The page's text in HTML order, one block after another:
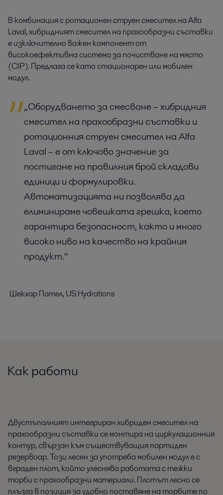
В комбинация с ротационен струен смесител на Alfa
Laval, хибридният смесител на прахообразни съставки
е изключително важен компонент от
високоефективна система за почистване на място
(CIP). Предлага се като стационарен или мобилен
модул.
„Оборудването за смесване – хибридния
смесител на прахообразни съставки и
ротационния струен смесител на Alfa
Laval – е от ключово значение за
постигане на правилния брой складови
единици и формулировки.
Автоматизацията ни позволява да
елиминираме човешката грешка, което
гарантира безопасност, както и много
високо ниво на качество на крайния
продукт.“
Шекхар Пател, US Hydrations
Как работи
Двустъпалният интегриран хибриден смесител на
прахообразни съставки се монтира на циркулационния
контур, свързан към съществуващия партиден
резервоар. Този лесен за употреба мобилен модул е с
вграден плот, който улеснява работата с тежки
торби с прахообразни материали. Плотът лесно се
плъзга в позиция за удобно поставяне на торбите по